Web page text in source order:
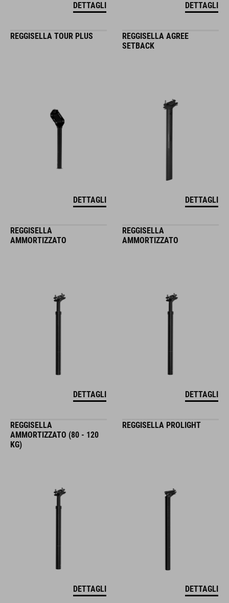
DETTAGLI DETTAGLI
REGGISELLA TOUR PLUS
DETTAGLI
REGGISELLA AGREE
SETBACK
DETTAGLI
REGGISELLA
AMMORTIZZATO
DETTAGLI
REGGISELLA
AMMORTIZZATO
DETTAGLI
REGGISELLA
AMMORTIZZATO (80 - 120
KG)
DETTAGLI
REGGISELLA PROLIGHT
DETTAGLI